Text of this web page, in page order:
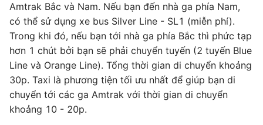
Amtrak Bắc và Nam. Nếu bạn đến nhà ga phía Nam,
có thể sử dụng xe bus Silver Line - SL1 (miễn phí).
Trong khi đó, nếu bạn tới nhà ga phía Bắc thì phức tạp
hơn 1 chút bởi bạn sẽ phải chuyển tuyến (2 tuyến Blue
Line và Orange Line). Tổng thời gian di chuyển khoảng
30p. Taxi là phương tiện tối ưu nhất để giúp bạn di
chuyển tới các ga Amtrak với thời gian di chuyển
khoảng 10 - 20p.